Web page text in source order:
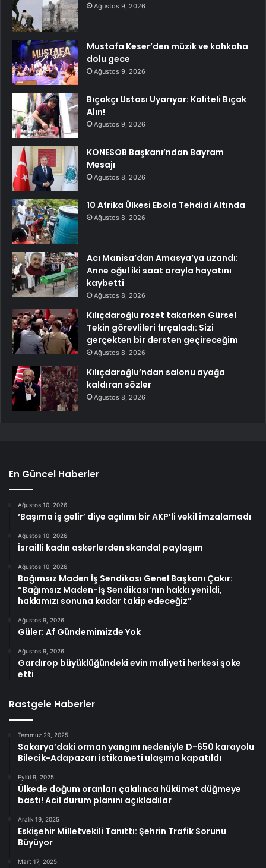
Ağustos 9, 2026
Mustafa Keser’den müzik ve kahkaha
dolu gece
Ağustos 9, 2026
Bıçakçı Ustası Uyarıyor: Kaliteli Bıçak
Alın!
Ağustos 9, 2026
KONESOB Başkanı’ndan Bayram
Mesajı
Ağustos 8, 2026
10 Afrika Ülkesi Ebola Tehdidi Altında
Ağustos 8, 2026
Acı Manisa’dan Amasya’ya uzandı:
Anne oğul iki saat arayla hayatını
kaybetti
Ağustos 8, 2026
Kılıçdaroğlu rozet takarken Gürsel
Tekin görevlileri fırçaladı: Sizi
gerçekten bir dersten geçireceğim
Ağustos 8, 2026
Kılıçdaroğlu’ndan salonu ayağa
kaldıran sözler
Ağustos 8, 2026
En Güncel Haberler
Ağustos 10, 2026
‘Başıma iş gelir’ diye açılımı bir AKP’li vekil imzalamadı
Ağustos 10, 2026
İsrailli kadın askerlerden skandal paylaşım
Ağustos 10, 2026
Bağımsız Maden İş Sendikası Genel Başkanı Çakır:
“Bağımsız Maden-İş Sendikası’nın hakkı yenildi,
hakkımızı sonuna kadar takip edeceğiz”
Ağustos 9, 2026
Güler: Af Gündemimizde Yok
Ağustos 9, 2026
Gardırop büyüklüğündeki evin maliyeti herkesi şoke
etti
Rastgele Haberler
Temmuz 29, 2025
Sakarya’daki orman yangını nedeniyle D-650 karayolu
Bilecik-Adapazarı istikameti ulaşıma kapatıldı
Eylül 9, 2025
Ülkede doğum oranları çakılınca hükümet düğmeye
bastı! Acil durum planını açıkladılar
Aralık 19, 2025
Eskişehir Milletvekili Tanıttı: Şehrin Trafik Sorunu
Büyüyor
Mart 17, 2025